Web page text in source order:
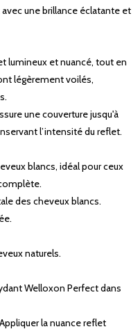
une brillance éclatante et
lumineux et nuancé, tout en
légèrement voilés,
une couverture jusqu'à
l’intensité du reflet.
blancs, idéal pour ceux
des cheveux blancs.
naturels.
Welloxon Perfect dans
la nuance reflet